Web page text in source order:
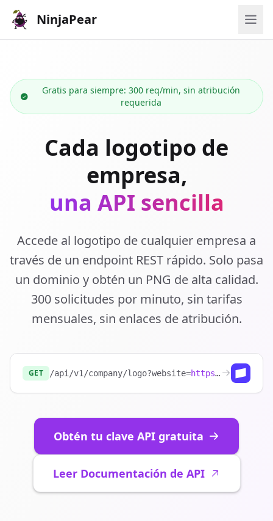
NinjaPear
Gratis para siempre: 300 req/min, sin atribución
requerida
Cada logotipo de
empresa,
una API sencilla
Accede al logotipo de cualquier empresa a
través de un endpoint REST rápido. Solo pasa
un dominio y obtén un PNG de alta calidad.
300 solicitudes por minuto, sin tarifas
mensuales, sin enlaces de atribución.
GET /api/v1/company/logo?website=https://stripe.com
Obtén tu clave API gratuita
Leer Documentación de API